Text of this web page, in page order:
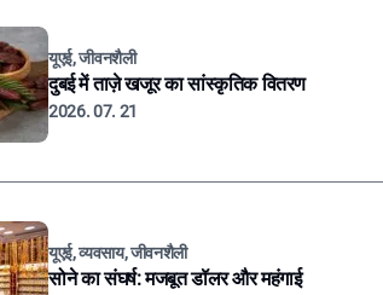
यूएई, जीवनशैली
दुबई में ताज़े खजूर का सांस्कृतिक वितरण
2026. 07. 21
यूएई, व्यवसाय, जीवनशैली
सोने का संघर्ष: मजबूत डॉलर और महंगाई